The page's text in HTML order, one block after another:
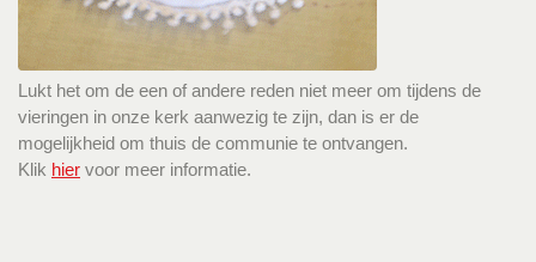
Lukt het om de een of andere reden niet meer om tijdens de
vieringen in onze kerk aanwezig te zijn, dan is er de
mogelijkheid om thuis de communie te ontvangen.
Klik hier voor meer informatie.